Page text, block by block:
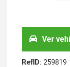
Ver
RefID: 259819